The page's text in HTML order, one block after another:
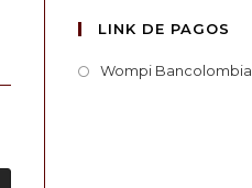
LINK DE PAGOS
Wompi Bancolombia